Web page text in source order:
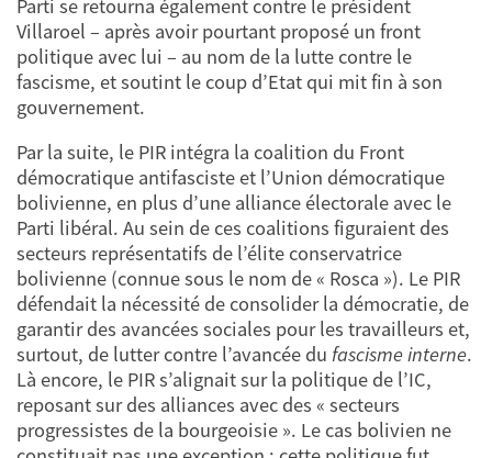
Parti se retourna également contre le président
Villaroel – après avoir pourtant proposé un front
politique avec lui – au nom de la lutte contre le
fascisme, et soutint le coup d’Etat qui mit fin à son
gouvernement.
Par la suite, le PIR intégra la coalition du Front
démocratique antifasciste et l’Union démocratique
bolivienne, en plus d’une alliance électorale avec le
Parti libéral. Au sein de ces coalitions figuraient des
secteurs représentatifs de l’élite conservatrice
bolivienne (connue sous le nom de « Rosca »). Le PIR
défendait la nécessité de consolider la démocratie, de
garantir des avancées sociales pour les travailleurs et,
surtout, de lutter contre l’avancée du fascisme interne.
Là encore, le PIR s’alignait sur la politique de l’IC,
reposant sur des alliances avec des « secteurs
progressistes de la bourgeoisie ». Le cas bolivien ne